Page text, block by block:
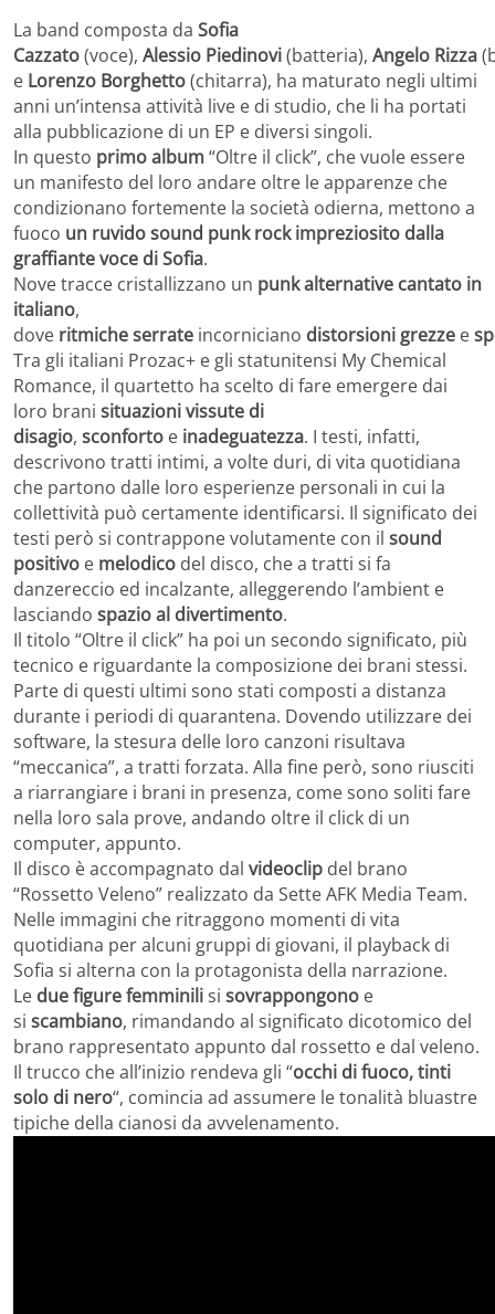
La band composta da Sofia
Cazzato(voce), Alessio Piedinovi(batteria), Angelo Rizza
e Lorenzo Borghetto(chitarra), ha maturato negli ultimi
anni un’intensa attività live e di studio, che li ha portati
alla pubblicazione di un EP e diversi singoli.
In questo primo album“Oltre il click”, che vuole essere
un manifesto del loro andare oltre le apparenze che
condizionano fortemente la società odierna, mettono a
fuoco un ruvido sound punk rock impreziosito dalla
graffiante voce di Sofia.
Nove tracce cristallizzano un punk alternative cantato in
italiano,
dove ritmicheserrate incorniciano distorsioni grezze e
Tra gli italiani Prozac+ e gli statunitensi My Chemical
Romance, il quartetto ha scelto di fare emergere dai
loro brani situazioni vissute di
disagio, sconforto e inadeguatezza. I testi, infatti,
descrivono tratti intimi, a volte duri, di vita quotidiana
che partono dalle loro esperienze personali in cui la
collettività può certamente identificarsi. Il significato dei
testi però si contrappone volutamente con il sound
positivo e melodico del disco, che a tratti si fa
danzereccio ed incalzante, alleggerendo l’ambient e
lasciando spazio al divertimento.
Il titolo “Oltre il click” ha poi un secondo significato, più
tecnico e riguardante la composizione dei brani stessi.
Parte di questi ultimi sono stati composti a distanza
durante i periodi di quarantena. Dovendo utilizzare dei
software, la stesura delle loro canzoni risultava
“meccanica”, a tratti forzata. Alla fine però, sono riusciti
a riarrangiare i brani in presenza, come sono soliti fare
nella loro sala prove, andando oltre il click di un
computer, appunto.
Il disco è accompagnato dal videoclip del brano
“Rossetto Veleno” realizzato da Sette AFK Media Team.
Nelle immagini che ritraggono momenti di vita
quotidiana per alcuni gruppi di giovani, il playback di
Sofia si alterna con la protagonista della narrazione.
Le due figure femminilisi sovrappongono e
si scambiano, rimandando al significato dicotomico del
brano rappresentato appunto dal rossetto e dal veleno.
Il trucco che all’inizio rendeva gli “occhi di fuoco, tinti
solo di nero“, comincia ad assumere le tonalità bluastre
tipiche della cianosi da avvelenamento.